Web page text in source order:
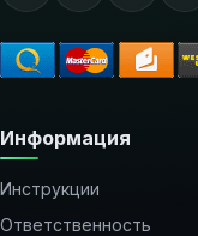
Информация
Инструкции
Ответственность